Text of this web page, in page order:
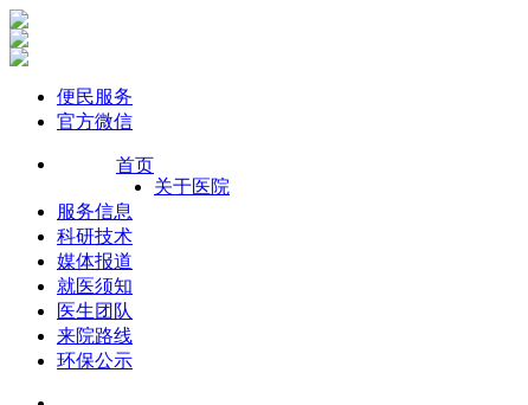
便民服务
官方微信
首页
关于医院
服务信息
科研技术
媒体报道
就医须知
医生团队
来院路线
环保公示